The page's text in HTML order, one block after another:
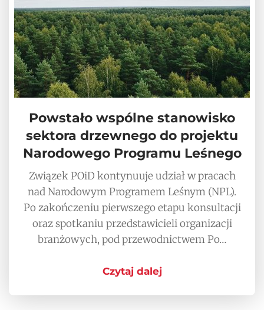
Powstało wspólne stanowisko
sektora drzewnego do projektu
Narodowego Programu Leśnego
Związek POiD kontynuuje udział w pracach
nad Narodowym Programem Leśnym (NPL).
Po zakończeniu pierwszego etapu konsultacji
oraz spotkaniu przedstawicieli organizacji
branżowych, pod przewodnictwem Po…
Czytaj dalej